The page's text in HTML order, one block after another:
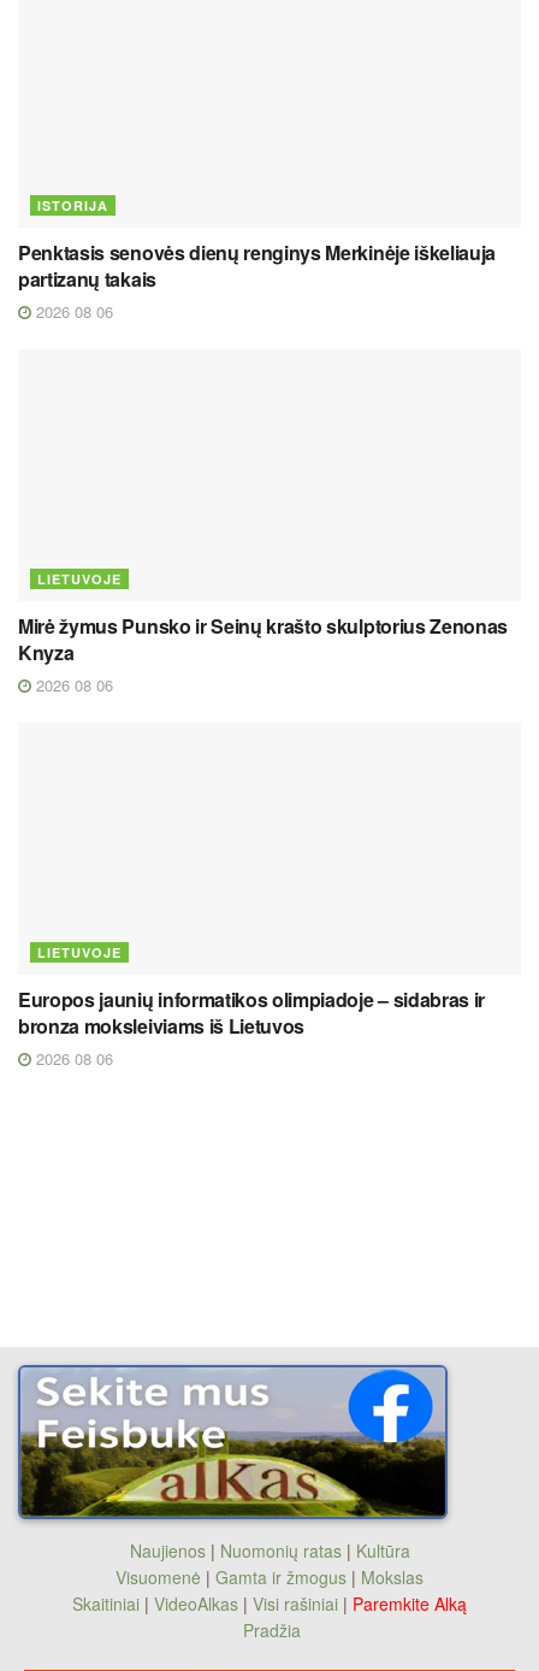
ISTORIJA
Penktasis senovės dienų renginys Merkinėje iškeliauja
partizanų takais
2026 08 06
LIETUVOJE
Mirė žymus Punsko ir Seinų krašto skulptorius Zenonas
Knyza
2026 08 06
LIETUVOJE
Europos jaunių informatikos olimpiadoje – sidabras ir
bronza moksleiviams iš Lietuvos
2026 08 06
Naujienos| Nuomonių ratas| Kultūra
Visuomenė | Gamta ir žmogus | Mokslas
Skaitiniai | VideoAlkas | Visi rašiniai | Paremkite Alką
Pradžia